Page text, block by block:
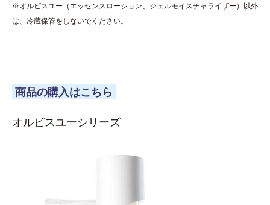
※オルビスユー（エッセンスローション、ジェルモイスチャライザー）以外
は、冷蔵保管をしないでください。
商品の購入はこちら
オルビスユーシリーズ